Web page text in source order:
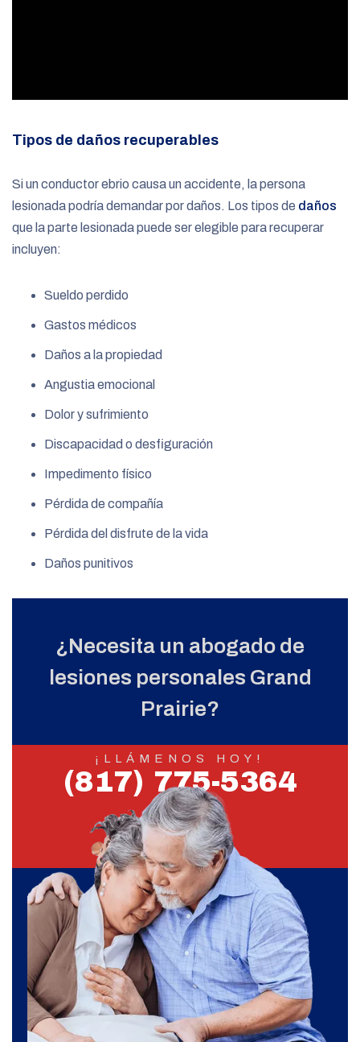
Tipos de daños recuperables
Si un conductor ebrio causa un accidente, la persona
lesionada podría demandar por daños. Los tipos de daños
que la parte lesionada puede ser elegible para recuperar
incluyen:
Sueldo perdido
Gastos médicos
Daños a la propiedad
Angustia emocional
Dolor y sufrimiento
Discapacidad o desfiguración
Impedimento físico
Pérdida de compañía
Pérdida del disfrute de la vida
Daños punitivos
¿Necesita un abogado de
lesiones personales Grand
Prairie?
¡LLÁMENOS HOY!
(817) 775-5364